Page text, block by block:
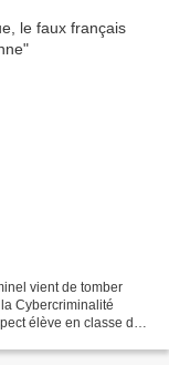
vient de tomber
Cybercriminalité
élève en classe de